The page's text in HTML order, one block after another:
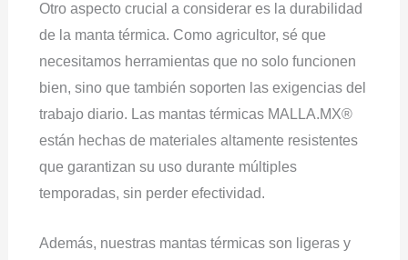
Otro aspecto crucial a considerar es la durabilidad
de la manta térmica. Como agricultor, sé que
necesitamos herramientas que no solo funcionen
bien, sino que también soporten las exigencias del
trabajo diario. Las mantas térmicas MALLA.MX®
están hechas de materiales altamente resistentes
que garantizan su uso durante múltiples
temporadas, sin perder efectividad.
Además, nuestras mantas térmicas son ligeras y